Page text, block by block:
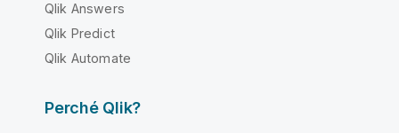
Qlik Answers
Qlik Predict
Qlik Automate
Perché Qlik?